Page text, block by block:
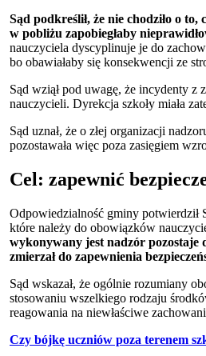
Sąd podkreślił, że nie chodziło o
w pobliżu zapobiegłaby
nauczyciela dyscyplinuje je do
bo obawiałaby się konsekwencji ze
Sąd wziął pod uwagę, że incydenty z
nauczycieli. Dyrekcja szkoły miała
Sąd uznał, że o złej organizacji
pozostawała więc poza zasięgiem
Cel: zapewnić
Odpowiedzialność gminy potwierdził
które należy do obowiązków
wykonywany jest nadzór pozostaje
zmierzał do zapewnienia
Sąd wskazał, że ogólnie rozumiany
stosowaniu wszelkiego rodzaju
reagowania na niewłaściwe
Czy bójkę uczniów poza terenem